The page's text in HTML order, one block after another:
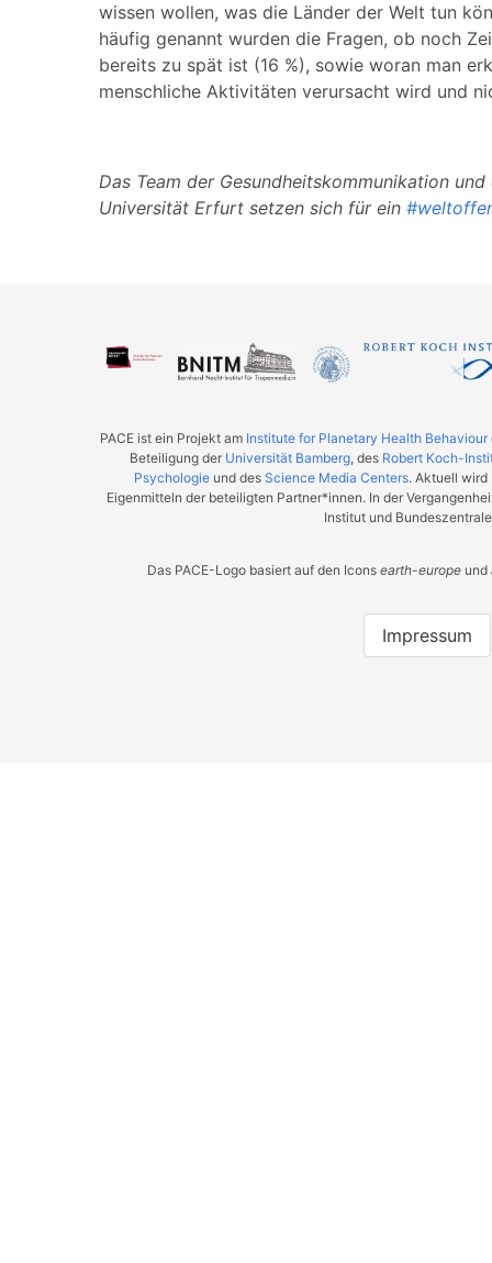
wissen wollen, was die Länder der Welt tun
häufig genannt wurden die Fragen, ob noch
bereits zu spät ist (16 %), sowie woran man
menschliche Aktivitäten verursacht wird und
Das Team der Gesundheitskommunikation
Universität Erfurt setzen sich für ein
PACE ist ein Projekt am Institute for Planetary Health Behaviour
Beteiligung der Universität Bamberg, des Robert Koch-
Psychologie und des Science Media Centers. Aktuell wird
Eigenmitteln der beteiligten Partner*innen. In der
Institut und
Das PACE-Logo basiert auf den Icons earth-europe und
Impressum